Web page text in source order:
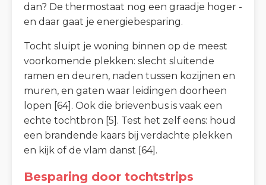
dan? De thermostaat nog een graadje hoger -
en daar gaat je energiebesparing.
Tocht sluipt je woning binnen op de meest
voorkomende plekken: slecht sluitende
ramen en deuren, naden tussen kozijnen en
muren, en gaten waar leidingen doorheen
lopen [64]. Ook die brievenbus is vaak een
echte tochtbron [5]. Test het zelf eens: houd
een brandende kaars bij verdachte plekken
en kijk of de vlam danst [64].
Besparing door tochtstrips